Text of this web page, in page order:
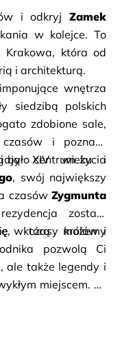
i odkryj Zamek
w kolejce. To
Krakowa, która od
i architekturą.
wnętrza
siedzibą polskich
zdobione sale,
i poznasz
centrum życia
XIV wieku i
, swój największy
czasów Zygmunta
została
którą możemy
w czasy królów i
pozwolą Ci
ale także legendy i
miejscem. To